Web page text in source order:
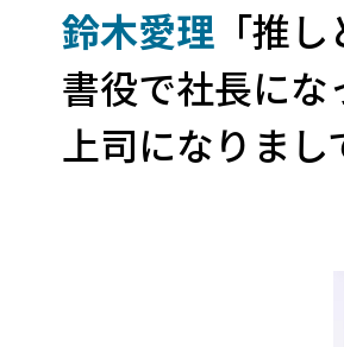
鈴木愛理 「推
書役で社長に
上司になりまし